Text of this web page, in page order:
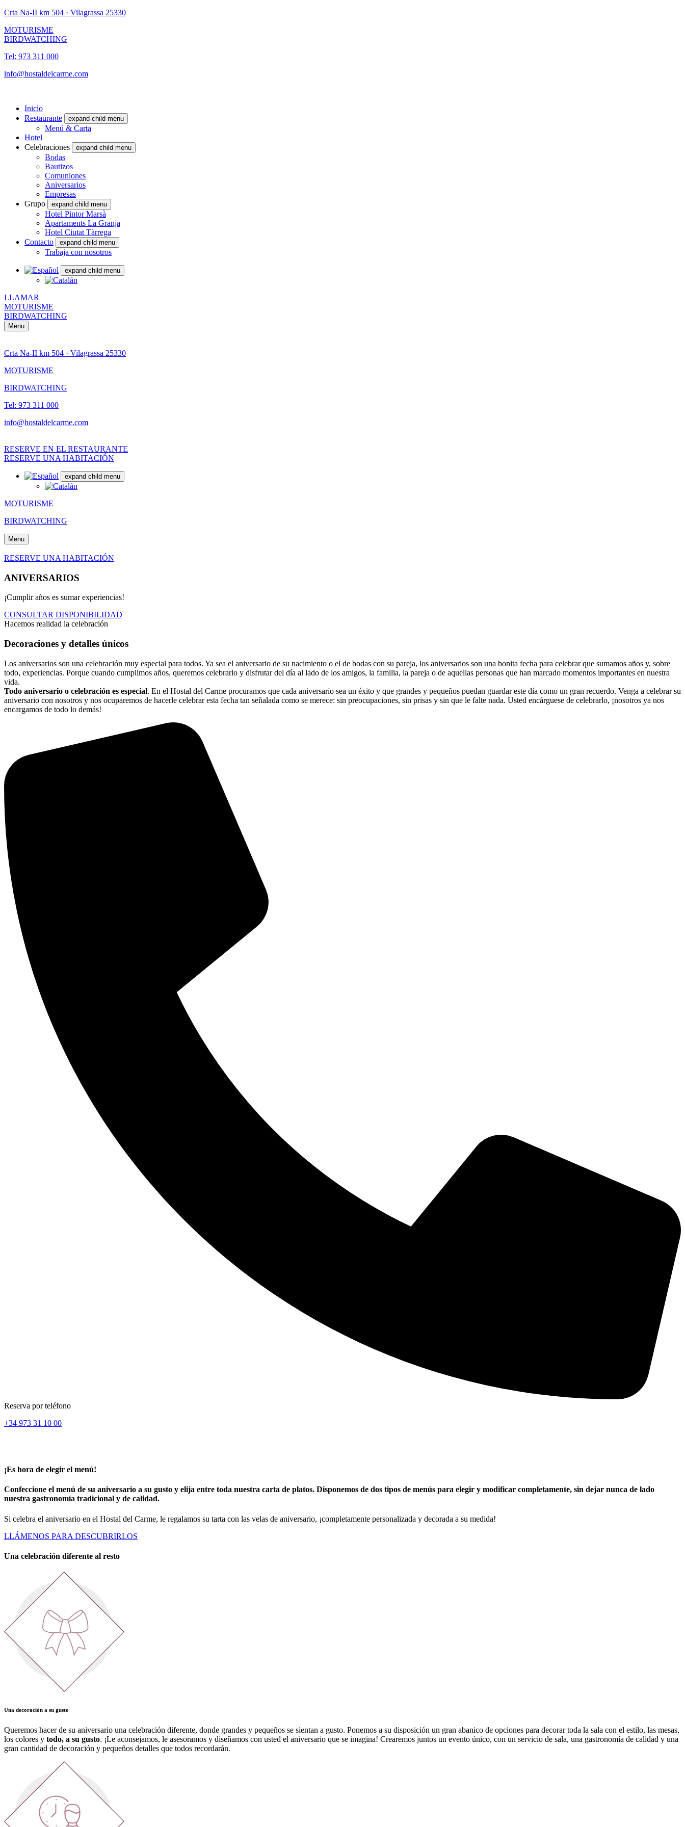
Crta Na-II km 504 · Vilagrassa 25330
MOTURISME
BIRDWATCHING
Tel: 973 311 000
info@hostaldelcarme.com
Inicio
Restaurante
expand child menu
Menú & Carta
Hotel
Celebraciones
expand child menu
Bodas
Bautizos
Comuniones
Aniversarios
Empresas
Grupo
expand child menu
Hotel Pintor Marsà
Apartaments La Granja
Hotel Ciutat Tàrrega
Contacto
expand child menu
Trabaja con nosotros
expand child menu
LLAMAR
MOTURISME
BIRDWATCHING
Menu
Crta Na-II km 504 · Vilagrassa 25330
MOTURISME
BIRDWATCHING
Tel: 973 311 000
info@hostaldelcarme.com
RESERVE EN EL RESTAURANTE
RESERVE UNA HABITACIÓN
expand child menu
MOTURISME
BIRDWATCHING
Menu
RESERVE UNA HABITACIÓN
ANIVERSARIOS
¡Cumplir años es sumar experiencias!
CONSULTAR DISPONIBILIDAD
Hacemos realidad la celebración
Decoraciones y detalles únicos
Los aniversarios son una celebración muy especial para todos. Ya sea el aniversario de su nacimiento o el de bodas con su pareja, los aniversarios son una bonita fecha para celebrar que sumamos años y, sobre
todo, experiencias. Porque cuando cumplimos años, queremos celebrarlo y disfrutar del día al lado de los amigos, la familia, la pareja o de aquellas personas que han marcado momentos importantes en nuestra
vida.
Todo aniversario o celebración es especial. En el Hostal del Carme procuramos que cada aniversario sea un éxito y que grandes y pequeños puedan guardar este día como un gran recuerdo. Venga a celebrar su
aniversario con nosotros y nos ocuparemos de hacerle celebrar esta fecha tan señalada como se merece: sin preocupaciones, sin prisas y sin que le falte nada. Usted encárguese de celebrarlo, ¡nosotros ya nos
encargamos de todo lo demás!
Reserva por teléfono
+34 973 31 10 00
¡Es hora de elegir el menú!
Confeccione el menú de su aniversario a su gusto y elija entre toda nuestra carta de platos. Disponemos de dos tipos de menús para elegir y modificar completamente, sin dejar nunca de lado
nuestra gastronomía tradicional y de calidad.
Si celebra el aniversario en el Hostal del Carme, le regalamos su tarta con las velas de aniversario, ¡completamente personalizada y decorada a su medida!
LLÁMENOS PARA DESCUBRIRLOS
Una celebración diferente al resto
Una decoración a su gusto
Queremos hacer de su aniversario una celebración diferente, donde grandes y pequeños se sientan a gusto. Ponemos a su disposición un gran abanico de opciones para decorar toda la sala con el estilo, las mesas,
los colores y todo, a su gusto. ¡Le aconsejamos, le asesoramos y diseñamos con usted el aniversario que se imagina! Crearemos juntos un evento único, con un servicio de sala, una gastronomía de calidad y una
gran cantidad de decoración y pequeños detalles que todos recordarán.